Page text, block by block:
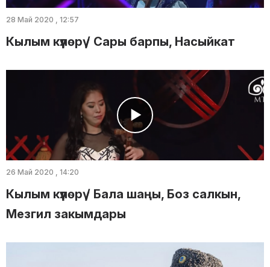
28 Май 2020 , 12:57
Кылым күүлөрү / Сары барпы, Насыйкат
26 Май 2020 , 14:20
Кылым күүлөрү / Бала шаңы, Боз салкын,
Мезгил закымдары